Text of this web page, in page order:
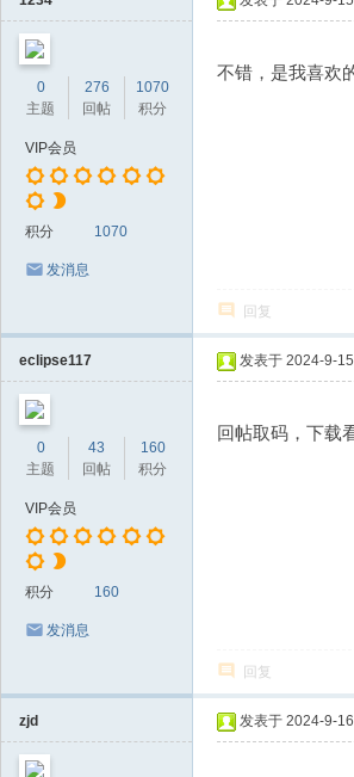
0
主题
276
回帖
1070
积分
VIP会员
积分 1070
发消息
不错，是我喜欢
回复
eclipse117
0
主题
43
回帖
160
积分
VIP会员
积分 160
发消息
发表于 2024-9-
回帖取码，下载
回复
zjd 发表于 2024-9-